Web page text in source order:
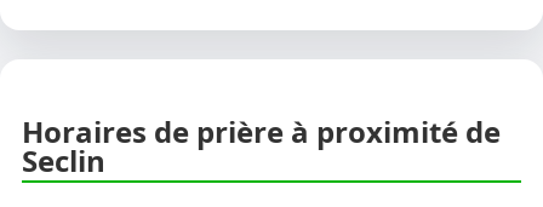
Horaires de prière à proximité de
Seclin